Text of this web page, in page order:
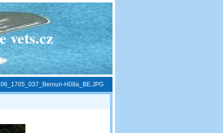
vets.cz
06_1705_037_Beroun-H08a_BE.JPG